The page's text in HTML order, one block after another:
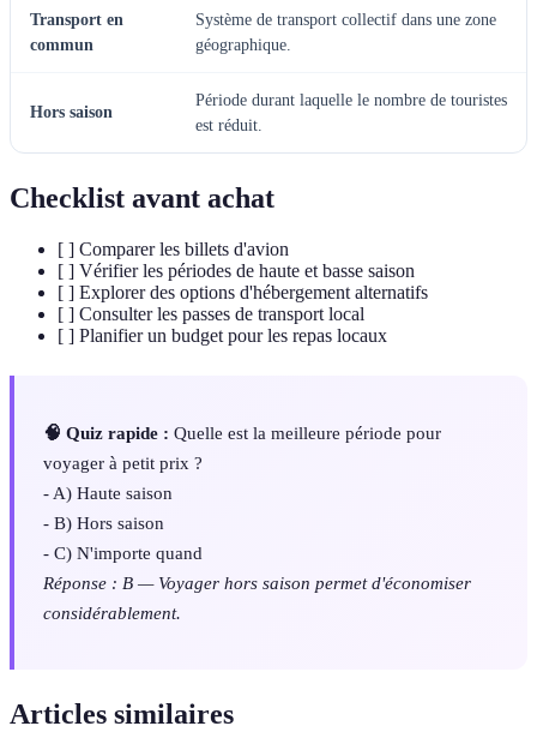
Transport en
commun
Système de transport collectif dans une zone
géographique.
Hors saison
Période durant laquelle le nombre de touristes
est réduit.
Checklist avant achat
[ ] Comparer les billets d'avion
[ ] Vérifier les périodes de haute et basse saison
[ ] Explorer des options d'hébergement alternatifs
[ ] Consulter les passes de transport local
[ ] Planifier un budget pour les repas locaux
🧠 Quiz rapide : Quelle est la meilleure période pour
voyager à petit prix ?
- A) Haute saison
- B) Hors saison
- C) N'importe quand
Réponse : B — Voyager hors saison permet d'économiser
considérablement.
Articles similaires